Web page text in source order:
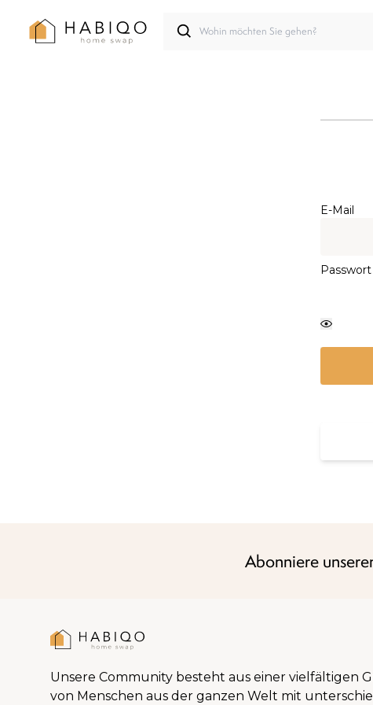
E-Mail
Passwort
Abonniere
Unsere Community besteht aus einer vielfältigen
von Menschen aus der ganzen Welt mit